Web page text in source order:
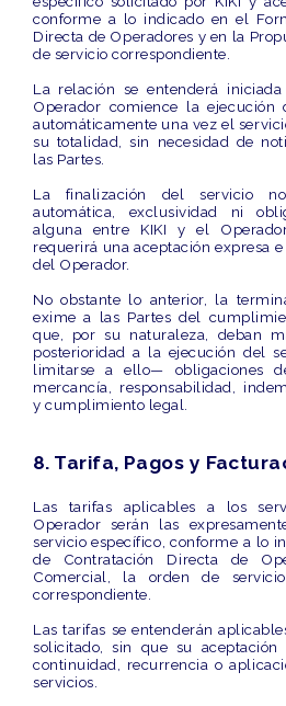
conforme a lo indicado en el
Directa de Operadores y en la
de servicio correspondiente.
La relación se entenderá
Operador comience la ejecución
automáticamente una vez el
su totalidad, sin necesidad de
las Partes.
La finalización del servicio no
automática, exclusividad ni
alguna entre KIKI y el
requerirá una aceptación expresa
del Operador.
No obstante lo anterior, la
exime a las Partes del
que, por su naturaleza, deban
posterioridad a la ejecución del
limitarse a ello— obligaciones
mercancía, responsabilidad,
y cumplimiento legal.
8. Tarifa, Pagos y
Las tarifas aplicables a los
Operador serán las
servicio específico, conforme a lo
de Contratación Directa de
Comercial, la orden de
correspondiente.
Las tarifas se entenderán
solicitado , sin que su
continuidad, recurrencia o
servicios.